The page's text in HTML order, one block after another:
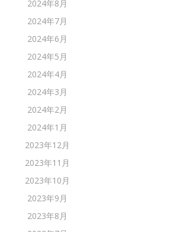
2024年8月
2024年7月
2024年6月
2024年5月
2024年4月
2024年3月
2024年2月
2024年1月
2023年12月
2023年11月
2023年10月
2023年9月
2023年8月